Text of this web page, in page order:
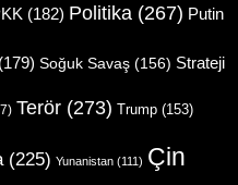
(182) Politika (267) Putin
(179) Soğuk Savaş (156) Strateji
Terör (273) Trump (153)
(225) Yunanistan (111) Çin